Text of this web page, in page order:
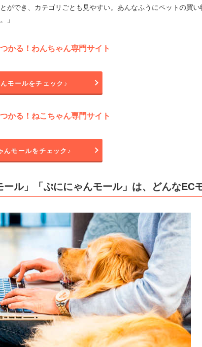
ができ、カテゴリごとも見やすい。あんなふうにペットの買
」
かる！わんちゃん専門サイト
モールをチェック♪
かる！ねこちゃん専門サイト
んモールをチェック♪
ール」「ぷににゃんモール」は、どんなEC